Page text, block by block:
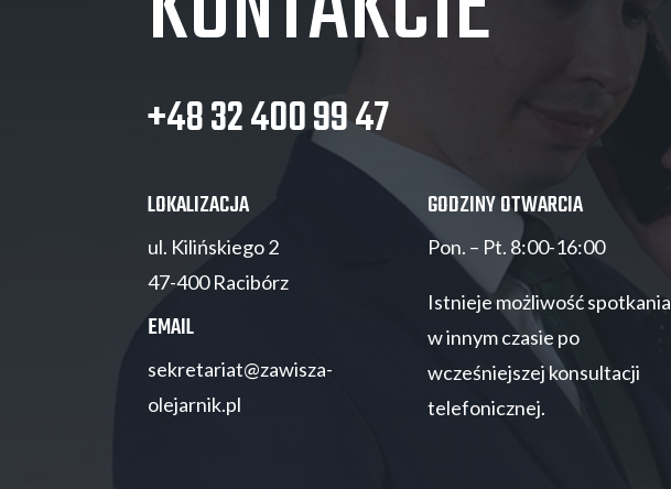
+48 32 400 99 47
LOKALIZACJA
ul. Kilińskiego 2
47-400 Racibórz
EMAIL
sekretariat@zawisza-
olejarnik.pl
GODZINY OTWARCIA
Pon. – Pt. 8:00-16:00
Istnieje możliwość spotkania
w innym czasie po
wcześniejszej konsultacji
telefonicznej.